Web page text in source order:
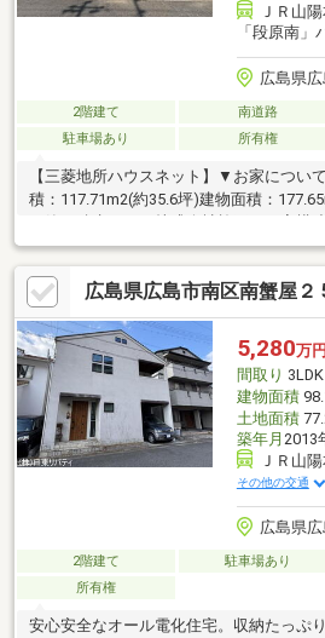
ＪＲ山
「段原南」
広島県
2階建て 南道路
駐車場あり
所有権
【三菱地所ハウスネット】▼お家につ
積：117.71m2(約35.6坪)建物面積：
月築、積水ハウス株式会社施工のお家構
ため、日当たり良好駐車スペースにはカ
戸の豊富な収納スペースがある3階建▼
━━・・・段原南第二公園まで徒歩1分(約
所まで徒歩1分(約40ｍ)イオンモール段原
で徒歩2分(約160ｍ)段原南バス停まで徒歩
広島県広島市南区南蟹屋２
5,280万円
間取り 3LDK
建物面積
土地面積
築年月 2013
ＪＲ山
その他の交通
広島県
2階建て 駐車場あり
所有権
安心安全なオール電化住宅。収納たっぷ